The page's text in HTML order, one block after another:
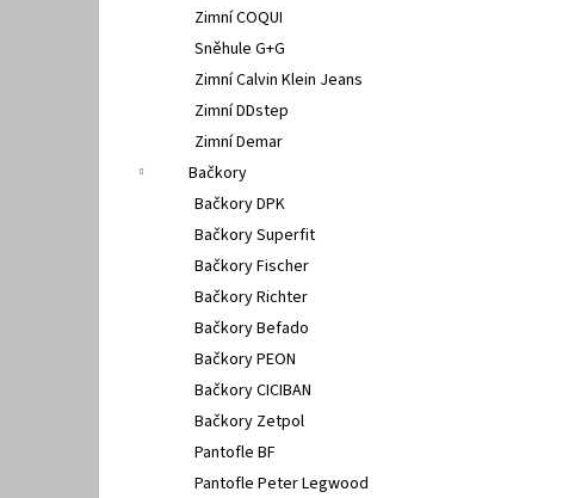
Zimní COQUI
Sněhule G+G
Zimní Calvin Klein Jeans
Zimní DDstep
Zimní Demar
Bačkory
Bačkory DPK
Bačkory Superfit
Bačkory Fischer
Bačkory Richter
Bačkory Befado
Bačkory PEON
Bačkory CICIBAN
Bačkory Zetpol
Pantofle BF
Pantofle Peter Legwood